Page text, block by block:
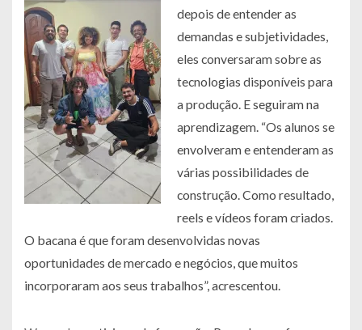
depois de entender as
demandas e subjetividades,
eles conversaram sobre as
tecnologias disponíveis para
a produção. E seguiram na
aprendizagem. “Os alunos se
envolveram e entenderam as
várias possibilidades de
construção. Como resultado,
reels e vídeos foram criados.
O bacana é que foram desenvolvidas novas
oportunidades de mercado e negócios, que muitos
incorporaram aos seus trabalhos”, acrescentou.